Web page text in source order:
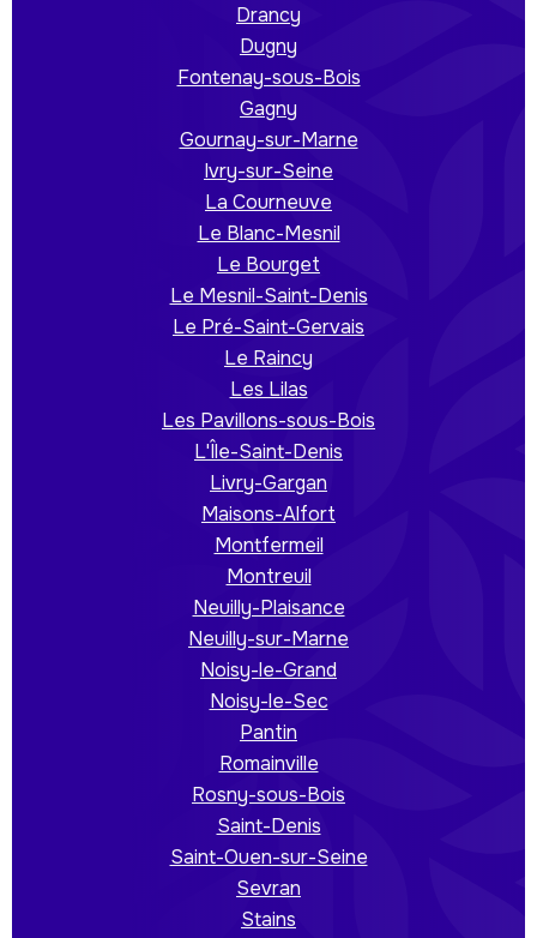
Drancy
Dugny
Fontenay-sous-Bois
Gagny
Gournay-sur-Marne
Ivry-sur-Seine
La Courneuve
Le Blanc-Mesnil
Le Bourget
Le Mesnil-Saint-Denis
Le Pré-Saint-Gervais
Le Raincy
Les Lilas
Les Pavillons-sous-Bois
L'Île-Saint-Denis
Livry-Gargan
Maisons-Alfort
Montfermeil
Montreuil
Neuilly-Plaisance
Neuilly-sur-Marne
Noisy-le-Grand
Noisy-le-Sec
Pantin
Romainville
Rosny-sous-Bois
Saint-Denis
Saint-Ouen-sur-Seine
Sevran
Stains